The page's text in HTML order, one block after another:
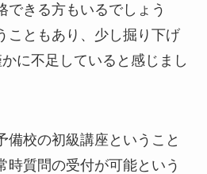
できる方もいるでしょう
ともあり、 少し掘り下げ
に不足している と感じまし
備校の初級講座ということ
時質問の受付が可能という